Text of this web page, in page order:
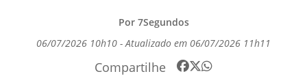
Por 7Segundos
06/07/2026 10h10 - Atualizado em 06/07/2026 11h11
Compartilhe